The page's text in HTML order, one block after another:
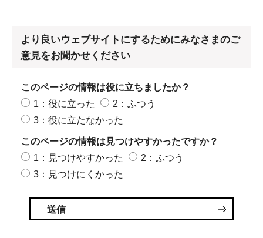
より良いウェブサイトにするためにみなさまのご
意見をお聞かせください
このページの情報は役に立ちましたか？
1：役に立った
2：ふつう
3：役に立たなかった
このページの情報は見つけやすかったですか？
1：見つけやすかった
2：ふつう
3：見つけにくかった